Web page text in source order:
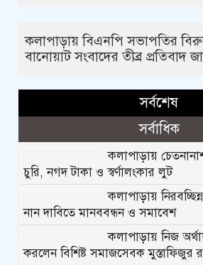
কলাপাড়ায় বিএনপি সভাপতির
বানোয়াট সংবাদের তীব্র প্রতিবাদ
সর্বশেষ
সর্বাধিক
কলাপাড়ায়
চুরি, নগদ টাকা ও স্বর্ণালংকার লুট
কলাপাড়ায়
নান দাবিতে মানববন্ধন ও সমাবেশ
কলাপাড়ায় নিজ
করলেন বিশিষ্ট সমাজসেবক মুস্তাফিজুর